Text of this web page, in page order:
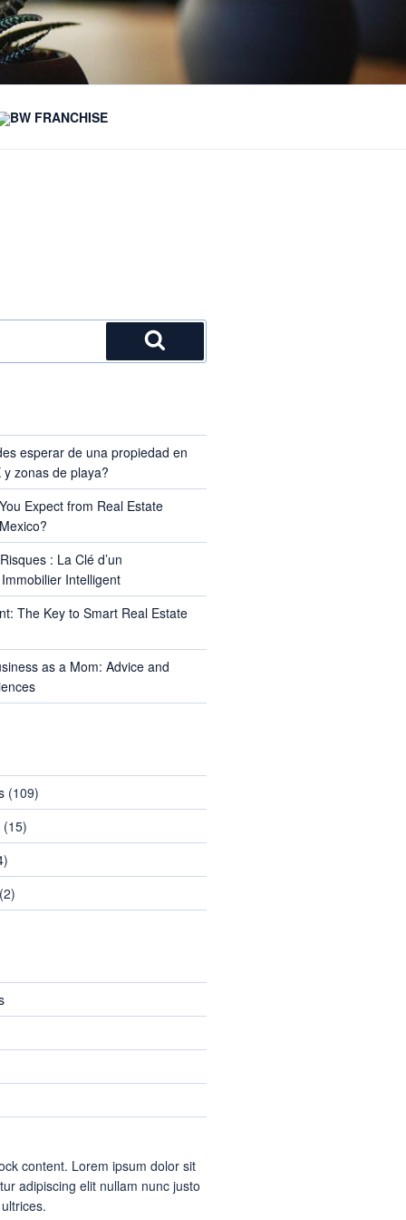
BW FRANCHISE
esperar de una propiedad en
zonas de playa?
Expect from Real Estate
: La Clé d’un
Intelligent
The Key to Smart Real Estate
as a Mom: Advice and
(109)
(15)
content. Lorem ipsum dolor sit
adipiscing elit nullam nunc justo